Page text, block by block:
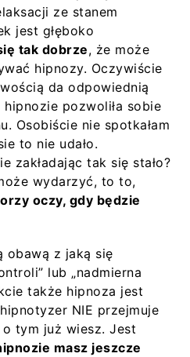
ze stanem
jest głęboko
tak dobrze, że może
hipnozy. Oczywiście
da odpowiednią
pozwoliła sobie
Osobiście nie spotkałam
to nie udało.
zakładając tak się stało?
wydarzyć, to to,
oczy, gdy będzie
obawą z jaką się
lub „nadmierna
także hipnoza jest
NIE przejmuje
tym już wiesz. Jest
masz jeszcze